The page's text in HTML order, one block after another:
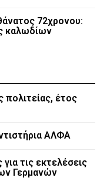
72χρονου:
καλωδίων
έτος
ΑΛΦΑ
τις εκτελέσεις
Γερμανών